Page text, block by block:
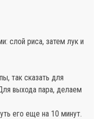
слой риса, затем лук и
так сказать для
выхода пара, делаем
его еще на 10 минут.